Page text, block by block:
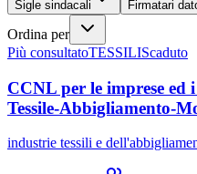
Sigle sindacali Firmatari
Ordina per
Più consultatoTESSILIScaduto
CCNL per le imprese ed
Tessile-Abbigliamento-
industrie tessili e